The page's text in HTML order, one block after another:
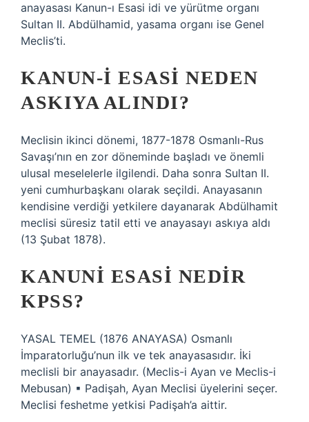
anayasası Kanun-ı Esasi idi ve yürütme organı
Sultan II. Abdülhamid, yasama organı ise Genel
Meclis’ti.
KANUN-I ESASI NEDEN
ASKIYA ALINDI?
Meclisin ikinci dönemi, 1877-1878 Osmanlı-Rus
Savaşı’nın en zor döneminde başladı ve önemli
ulusal meselelerle ilgilendi. Daha sonra Sultan II.
yeni cumhurbaşkanı olarak seçildi. Anayasanın
kendisine verdiği yetkilere dayanarak Abdülhamit
meclisi süresiz tatil etti ve anayasayı askıya aldı
(13 Şubat 1878).
KANUNI ESASI NEDIR
KPSS?
YASAL TEMEL (1876 ANAYASA) Osmanlı
İmparatorluğu’nun ilk ve tek anayasasıdır. İki
meclisli bir anayasadır. (Meclis-i Ayan ve Meclis-i
Mebusan) ▪ Padişah, Ayan Meclisi üyelerini seçer.
Meclisi feshetme yetkisi Padişah’a aittir.